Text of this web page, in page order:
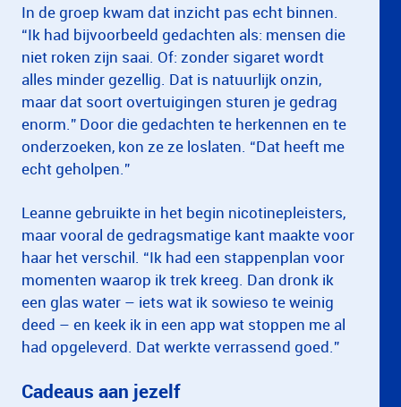
In de groep kwam dat inzicht pas echt binnen.
“Ik had bijvoorbeeld gedachten als: mensen die
niet roken zijn saai. Of: zonder sigaret wordt
alles minder gezellig. Dat is natuurlijk onzin,
maar dat soort overtuigingen sturen je gedrag
enorm.” Door die gedachten te herkennen en te
onderzoeken, kon ze ze loslaten. “Dat heeft me
echt geholpen.”
Leanne gebruikte in het begin nicotinepleisters,
maar vooral de gedragsmatige kant maakte voor
haar het verschil. “Ik had een stappenplan voor
momenten waarop ik trek kreeg. Dan dronk ik
een glas water – iets wat ik sowieso te weinig
deed – en keek ik in een app wat stoppen me al
had opgeleverd. Dat werkte verrassend goed.”
Cadeaus aan jezelf